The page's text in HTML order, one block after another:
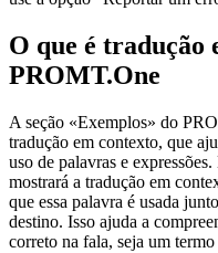
O que é tradução
PROMT.One
A seção «Exemplos» do
tradução em contexto, que
uso de palavras e
mostrará a tradução em
que essa palavra é usada
destino. Isso ajuda a
correto na fala, seja um